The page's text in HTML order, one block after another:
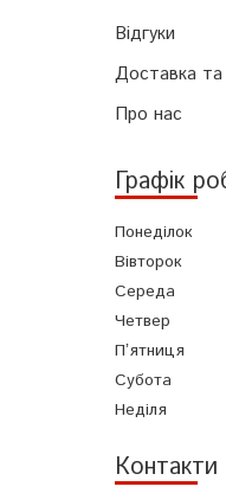
Відгуки
Доставка
Про нас
Графік
Понеділок
Вівторок
Середа
Четвер
Пʼятниця
Субота
Неділя
Контакти